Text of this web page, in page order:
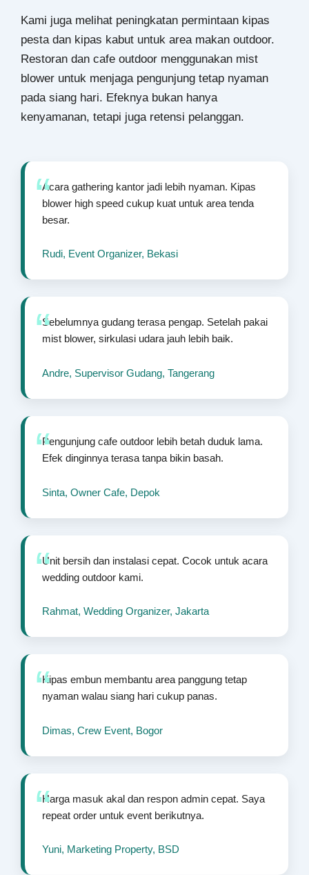
Kami juga melihat peningkatan permintaan kipas
pesta dan kipas kabut untuk area makan outdoor.
Restoran dan cafe outdoor menggunakan mist
blower untuk menjaga pengunjung tetap nyaman
pada siang hari. Efeknya bukan hanya
kenyamanan, tetapi juga retensi pelanggan.
Acara gathering kantor jadi lebih nyaman. Kipas
blower high speed cukup kuat untuk area tenda
besar.
Rudi, Event Organizer, Bekasi
Sebelumnya gudang terasa pengap. Setelah pakai
mist blower, sirkulasi udara jauh lebih baik.
Andre, Supervisor Gudang, Tangerang
Pengunjung cafe outdoor lebih betah duduk lama.
Efek dinginnya terasa tanpa bikin basah.
Sinta, Owner Cafe, Depok
Unit bersih dan instalasi cepat. Cocok untuk acara
wedding outdoor kami.
Rahmat, Wedding Organizer, Jakarta
Kipas embun membantu area panggung tetap
nyaman walau siang hari cukup panas.
Dimas, Crew Event, Bogor
Harga masuk akal dan respon admin cepat. Saya
repeat order untuk event berikutnya.
Yuni, Marketing Property, BSD